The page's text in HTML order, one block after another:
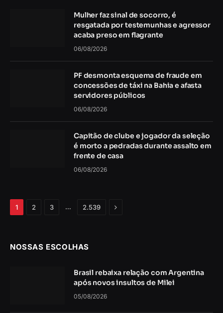
Mulher faz sinal de socorro, é
resgatada por testemunhas e agressor
acaba preso em flagrante
06/08/2026
PF desmonta esquema de fraude em
concessões de táxi na Bahia e afasta
servidores públicos
06/08/2026
Capitão de clube e jogador da seleção
é morto a pedradas durante assalto em
frente de casa
06/08/2026
1 2 3 … 2.539 Próximo
NOSSAS ESCOLHAS
Brasil rebaixa relação com Argentina
após novos insultos de Milei
05/08/2026